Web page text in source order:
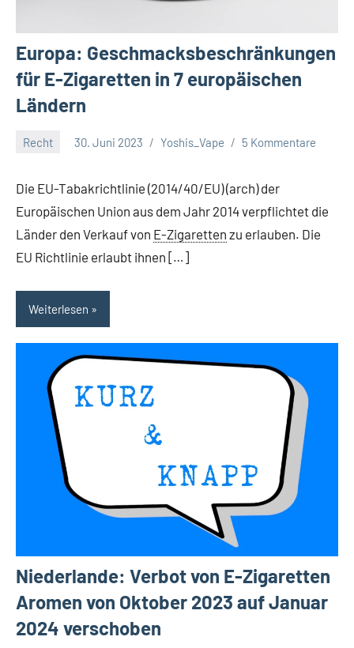
Europa: Geschmacksbeschränkungen
für E-Zigaretten in 7 europäischen
Ländern
Recht 30. Juni 2023 Yoshis_Vape 5 Kommentare
Die EU-Tabakrichtlinie (2014/40/EU) (arch) der
Europäischen Union aus dem Jahr 2014 verpflichtet die
Länder den Verkauf von E-Zigaretten zu erlauben. Die
EU Richtlinie erlaubt ihnen […]
Weiterlesen
Niederlande: Verbot von E-Zigaretten
Aromen von Oktober 2023 auf Januar
2024 verschoben